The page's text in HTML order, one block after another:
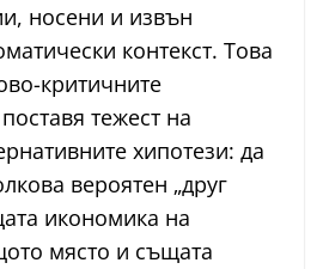
носени и извън
контекст. Това
критичните
тежест на
хипотези: да
вероятен „друг
икономика на
място и същата